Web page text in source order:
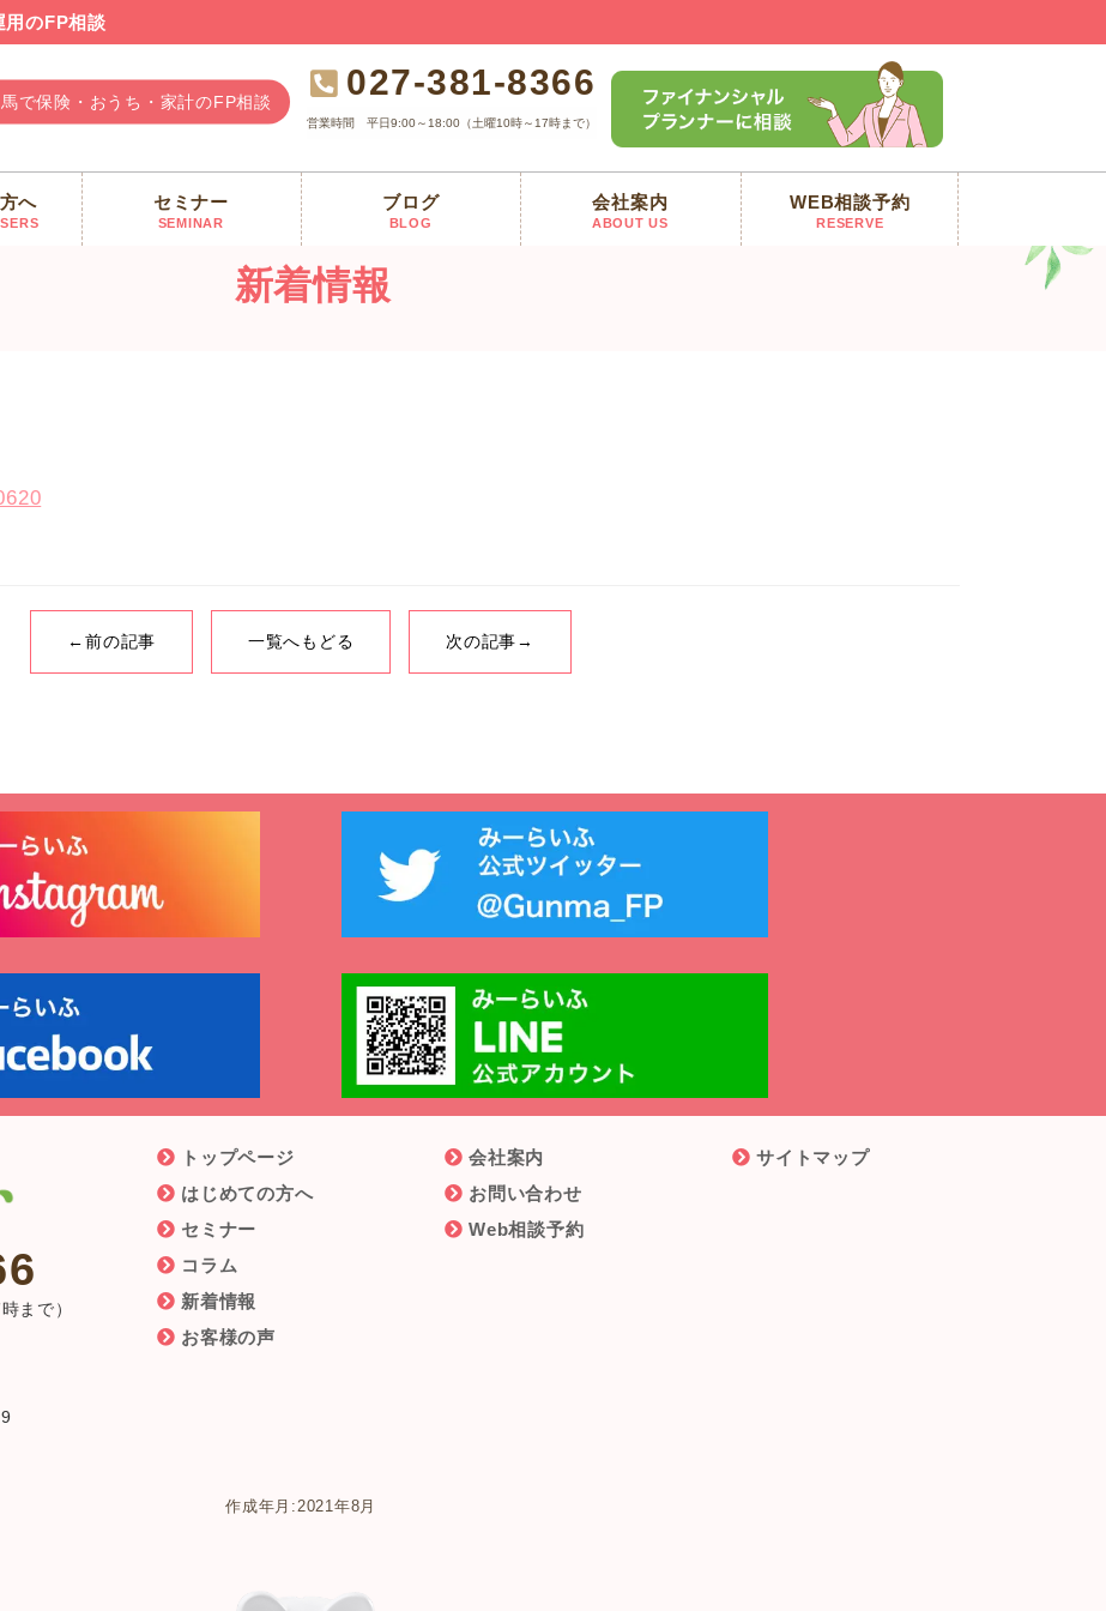
用のFP相談
で保険・おうち・家計のFP相談 027-381-8366
営業時間 平日9:00～18:00（土曜10時～17時まで）
へ セミナー
SEMINAR
ブログ
BLOG
会社案内
ABOUT US
WEB相談予約
RESERVE
資撤退なら経営権取得も 露警告
新着情報
←前の記事 一覧へもどる 次の記事→
トップページ
はじめての方へ
セミナー
コラム
新着情報
お客様の声
会社案内
お問い合わせ
Web相談予約
サイトマップ
まで）
作成年月:2021年8月